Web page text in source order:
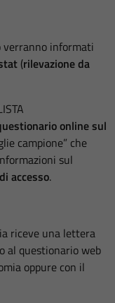
informati
(rilevazione da
onlinesul
campione” che
sul
accesso.
riceve una lettera
al questionario web
oppure con il